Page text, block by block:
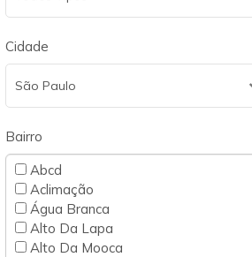
Cidade
São Paulo
Bairro
Abcd
Aclimação
Água Branca
Alto Da Lapa
Alto Da Mooca